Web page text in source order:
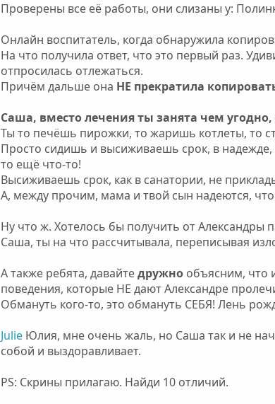
Проверены все её работы, они слизаны у:
Онлайн воспитатель, когда обнаружила
На что получила ответ, что это первый раз.
отпросилась отлежаться.
Причём дальше она НЕ прекратила
Саша, вместо лечения ты занята чем
Ты то печёшь пирожки, то жаришь котлеты, то
Просто сидишь и высиживаешь срок, в
то ещё что-то!
Высиживаешь срок, как в санатории, не
А, между прочим, мама и твой сын надеются,
Ну что ж. Хотелось бы получить от Александры
Саша, ты на что рассчитывала, переписывая
А также ребята, давайтедружно объясним, что
поведения, которые НЕ дают Александре
Обмануть кого-то, это обмануть СЕБЯ! Лень
Julie Юлия, мне очень жаль, но Саша так и не
собой и выздоравливает.
PS: Скрины прилагаю. Найди 10 отличий.